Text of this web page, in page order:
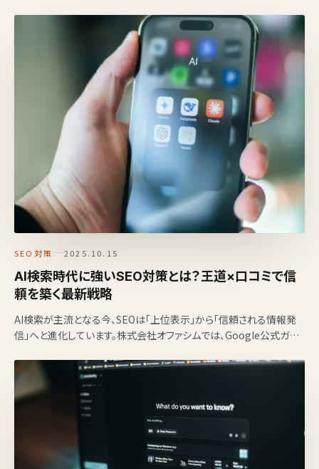
SEO対策 2025.10.15
AI検索時代に強いSEO対策とは？王道×口コミで信
頼を築く最新戦略
AI検索が主流となる今、SEOは「上位表示」から「信頼される情報発
信」へと進化しています。株式会社オファシムでは、Google公式ガイ